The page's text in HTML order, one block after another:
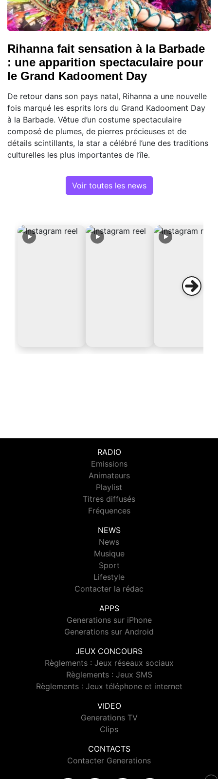
Rihanna fait sensation à la Barbade
: une apparition spectaculaire pour
le Grand Kadooment Day
De retour dans son pays natal, Rihanna a une nouvelle
fois marqué les esprits lors du Grand Kadooment Day
à la Barbade. Vêtue d’un costume spectaculaire
composé de plumes, de pierres précieuses et de
détails scintillants, la star a célébré l’une des traditions
culturelles les plus importantes de l’île.
Voir toutes les news
RADIO
Emissions
Animateurs
Playlist
Titres diffusés
Fréquences
NEWS
News
Musique
Sport
Lifestyle
Contacter la rédac
APPS
Generations sur iPhone
Generations sur Android
JEUX CONCOURS
Règlements : Jeux réseaux sociaux
Règlements : Jeux SMS
Règlements : Jeux téléphone et internet
VIDEO
Generations TV
Clips
CONTACTS
Contacter Generations